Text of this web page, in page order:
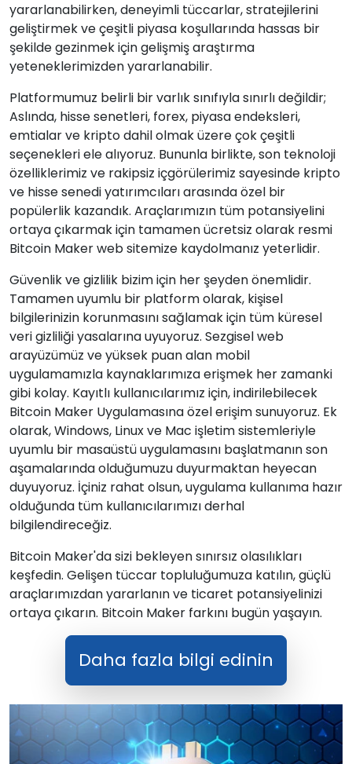
yararlanabilirken, deneyimli tüccarlar, stratejilerini
geliştirmek ve çeşitli piyasa koşullarında hassas bir
şekilde gezinmek için gelişmiş araştırma
yeteneklerimizden yararlanabilir.
Platformumuz belirli bir varlık sınıfıyla sınırlı değildir;
Aslında, hisse senetleri, forex, piyasa endeksleri,
emtialar ve kripto dahil olmak üzere çok çeşitli
seçenekleri ele alıyoruz. Bununla birlikte, son teknoloji
özelliklerimiz ve rakipsiz içgörülerimiz sayesinde kripto
ve hisse senedi yatırımcıları arasında özel bir
popülerlik kazandık. Araçlarımızın tüm potansiyelini
ortaya çıkarmak için tamamen ücretsiz olarak resmi
Bitcoin Maker web sitemize kaydolmanız yeterlidir.
Güvenlik ve gizlilik bizim için her şeyden önemlidir.
Tamamen uyumlu bir platform olarak, kişisel
bilgilerinizin korunmasını sağlamak için tüm küresel
veri gizliliği yasalarına uyuyoruz. Sezgisel web
arayüzümüz ve yüksek puan alan mobil
uygulamamızla kaynaklarımıza erişmek her zamanki
gibi kolay. Kayıtlı kullanıcılarımız için, indirilebilecek
Bitcoin Maker Uygulamasına özel erişim sunuyoruz. Ek
olarak, Windows, Linux ve Mac işletim sistemleriyle
uyumlu bir masaüstü uygulamasını başlatmanın son
aşamalarında olduğumuzu duyurmaktan heyecan
duyuyoruz. İçiniz rahat olsun, uygulama kullanıma hazır
olduğunda tüm kullanıcılarımızı derhal
bilgilendireceğiz.
Bitcoin Maker'da sizi bekleyen sınırsız olasılıkları
keşfedin. Gelişen tüccar topluluğumuza katılın, güçlü
araçlarımızdan yararlanın ve ticaret potansiyelinizi
ortaya çıkarın. Bitcoin Maker farkını bugün yaşayın.
Daha fazla bilgi edinin